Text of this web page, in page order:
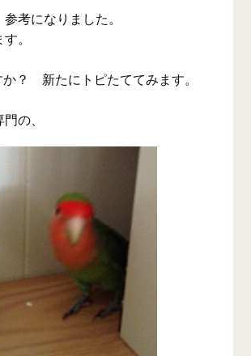
考になりました。
。
か？ 新たにトピたててみます。
の、